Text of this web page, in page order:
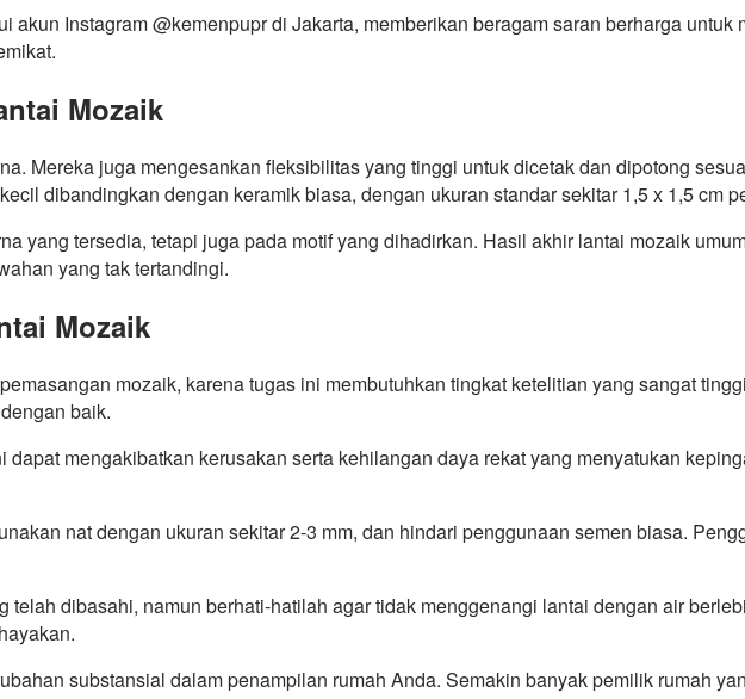
Instagram @kemenpupr di Jakarta, memberikan beragam saran berharga
Mozaik
Mereka juga mengesankan fleksibilitas yang tinggi untuk dicetak dan dipotong
dibandingkan dengan keramik biasa, dengan ukuran standar sekitar 1,5 x 1,5 cm
yang tersedia, tetapi juga pada motif yang dihadirkan. Hasil akhir lantai mozaik
yang tak tertandingi.
Mozaik
mozaik, karena tugas ini membutuhkan tingkat ketelitian yang sangat
baik.
mengakibatkan kerusakan serta kehilangan daya rekat yang menyatukan
nat dengan ukuran sekitar 2-3 mm, dan hindari penggunaan semen biasa.
telah dibasahi, namun berhati-hatilah agar tidak menggenangi lantai dengan air
substansial dalam penampilan rumah Anda. Semakin banyak pemilik rumah